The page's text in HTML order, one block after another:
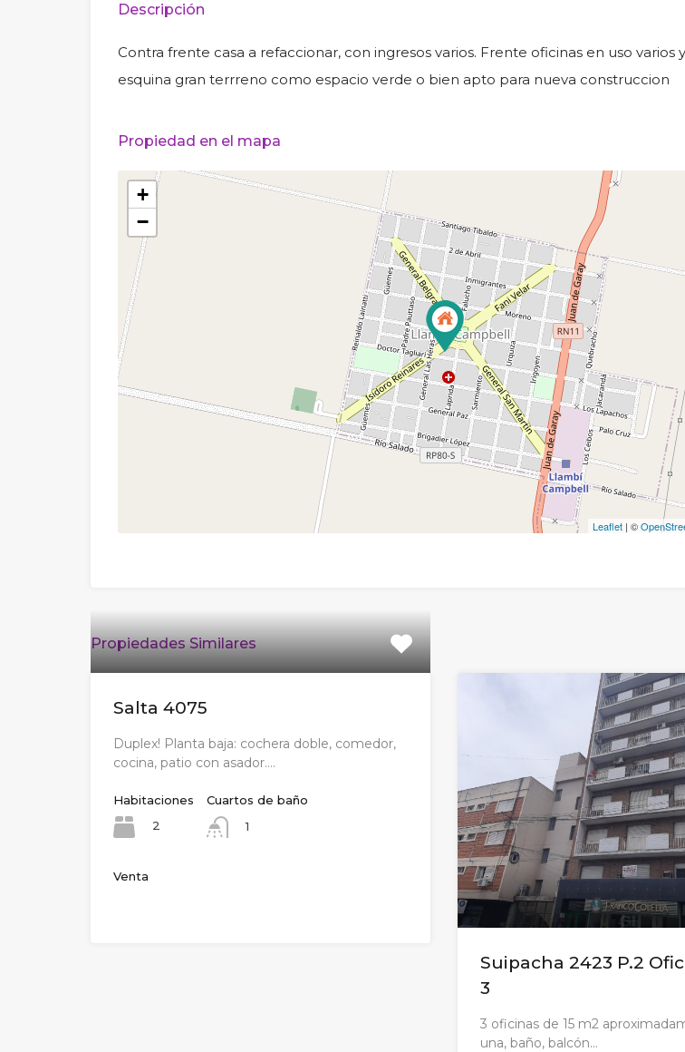
Descripción
Contra frente casa a refaccionar, con ingresos varios. Frente oficinas en uso varios
esquina gran terrreno como espacio verde o bien apto para nueva construccion
Propiedad en el mapa
+
−
Leaflet| ©
Propiedades Similares
Salta 4075
Duplex! Planta baja: cochera doble, comedor,
cocina, patio con asador.…
Habitaciones
2
Cuartos de baño
1
Venta
Suipacha 2423 P.2
3
3 oficinas de 15 m2
una, baño, balcón…